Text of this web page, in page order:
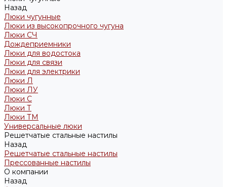
Назад
Люки чугунные
Люки из высокопрочного чугуна
Люки СЧ
Дождеприемники
Люки для водостока
Люки для связи
Люки для электрики
Люки Л
Люки ЛУ
Люки С
Люки Т
Люки ТМ
Универсальные люки
Решетчатые стальные настилы
Назад
Решетчатые стальные настилы
Прессованные настилы
О компании
Назад